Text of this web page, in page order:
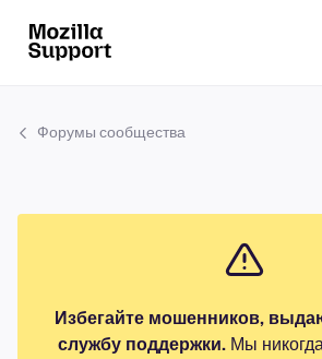
Форумы сообщества
Избегайте мошенников,
службу поддержки.Мы